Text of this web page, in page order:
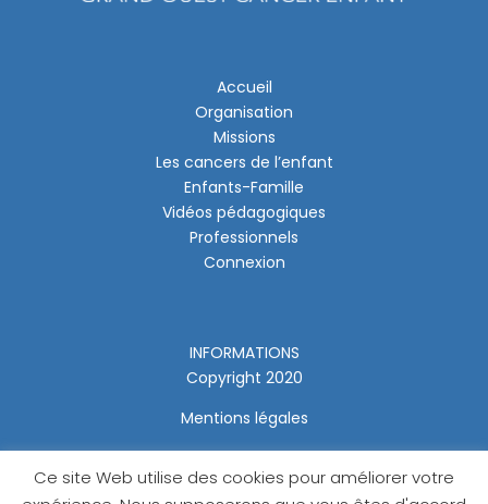
Accueil
Organisation
Missions
Les cancers de l’enfant
Enfants-Famille
Vidéos pédagogiques
Professionnels
Connexion
INFORMATIONS
Copyright 2020
Mentions légales
Ce site Web utilise des cookies pour améliorer votre